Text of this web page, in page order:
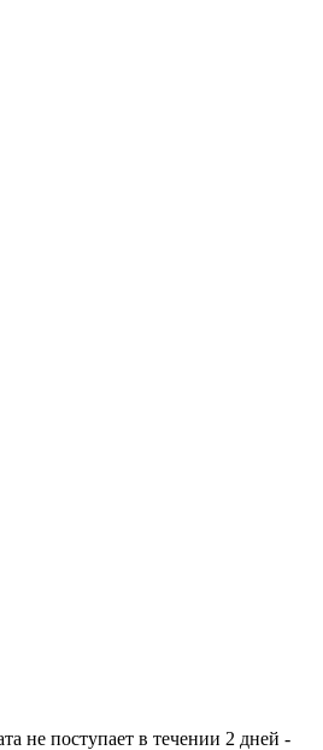
не поступает в течении 2 дней -